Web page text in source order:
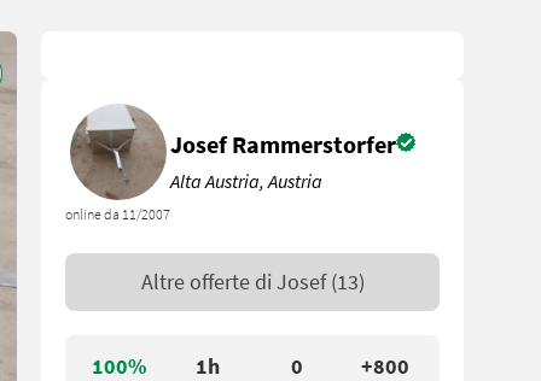
100% 1h 0 +800
online da 11/2007
Josef Rammerstorfer
Alta Austria, Austria
Altre offerte di Josef (13)